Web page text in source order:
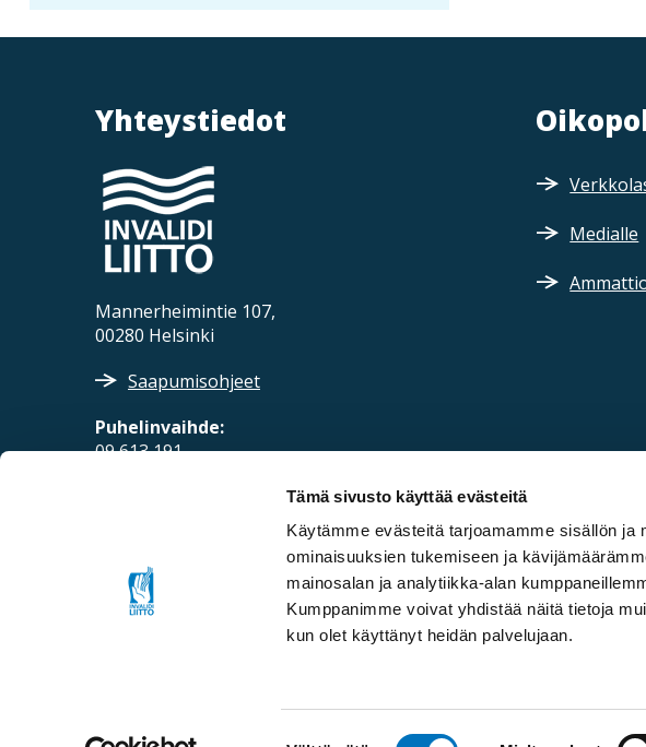
Tämä sivusto käyttää evästeitä
Käytämme evästeitä tarjoamamme sisällön ja
ominaisuuksien tukemiseen ja
mainosalan ja analytiikka-alan
Kumppanimme voivat yhdistää näitä tietoja
kun olet käyttänyt heidän palvelujaan.
Yhteystiedot
Mannerheimintie 107,
00280 Helsinki
Saapumisohjeet
Puhelinvaihde:
09 613 191
Medialle